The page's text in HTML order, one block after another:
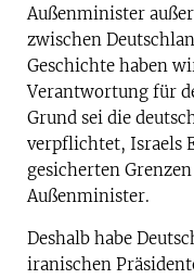
Außenminister
zwischen
Geschichte haben
Verantwortung für
Grund sei die
verpflichtet, Israels
gesicherten
Außenminister.
Deshalb habe
iranischen